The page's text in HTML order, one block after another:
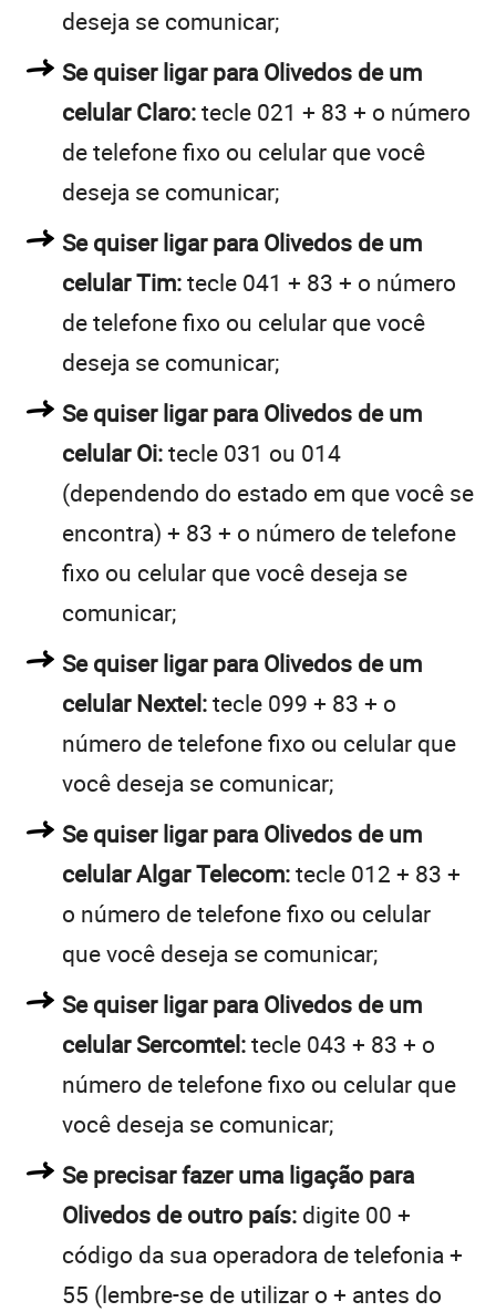
deseja se comunicar;
Se quiser ligar para Olivedos de um
celular Claro:tecle 021 + 83 + o número
de telefone fixo ou celular que você
deseja se comunicar;
Se quiser ligar para Olivedos de um
celular Tim:tecle 041 + 83 + o número
de telefone fixo ou celular que você
deseja se comunicar;
Se quiser ligar para Olivedos de um
celular Oi:tecle 031 ou 014
(dependendo do estado em que você se
encontra) + 83 + o número de telefone
fixo ou celular que você deseja se
comunicar;
Se quiser ligar para Olivedos de um
celular Nextel:tecle 099 + 83 + o
número de telefone fixo ou celular que
você deseja se comunicar;
Se quiser ligar para Olivedos de um
celular Algar Telecom:tecle 012 + 83 +
o número de telefone fixo ou celular
que você deseja se comunicar;
Se quiser ligar para Olivedos de um
celular Sercomtel:tecle 043 + 83 + o
número de telefone fixo ou celular que
você deseja se comunicar;
Se precisar fazer uma ligação para
Olivedos de outro país: digite 00 +
código da sua operadora de telefonia +
55 (lembre-se de utilizar o + antes do